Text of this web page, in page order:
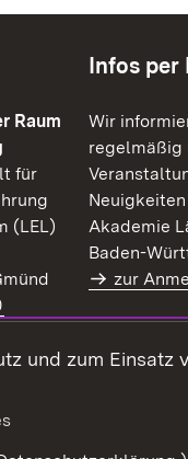
Raum
für
(LEL)
in neuem Fenster)
in neuem Fenster)
Infos per
Wir
regelmäßig
Akademie
Baden-
zur
und zum Einsatz